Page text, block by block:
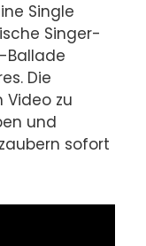
Single
Singer-
Ballade
Die
Video zu
und
sofort